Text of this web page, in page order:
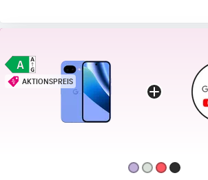
AKTIONSPREIS